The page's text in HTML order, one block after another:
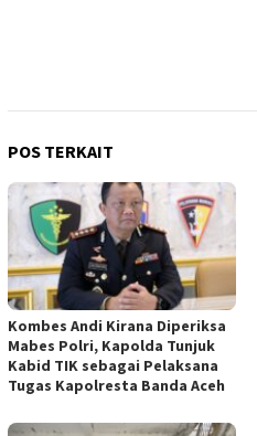
POS TERKAIT
Kombes Andi Kirana Diperiksa
Mabes Polri, Kapolda Tunjuk
Kabid TIK sebagai Pelaksana
Tugas Kapolresta Banda Aceh